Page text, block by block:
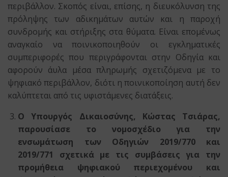
περιβάλλον. Σκοπός είναι, επίσης, η διευκόλυνση της
πρόληψης των αδικηµάτων αυτών και η παροχή
συνδρομής και στήριξης στα θύματα. Είναι επομένως
αναγκαίο να ποινικοποιηθούν οι εγκληματικές
συμπεριφορές που περιγράφονται στην Οδηγία και
αφορούν άυλα μέσα πληρωμής σχετιζόμενα με το
ψηφιακό περιβάλλον, διότι η ποινικοποίηση αυτή δεν
καλύπτεται από τις υφιστάμενες διατάξεις.
Ο Υπουργός Δικαιοσύνης, Κώστας Τσιάρας,
παρουσίασε το νομοσχέδιο για την
ενσωμάτωση των Οδηγιών 2019/770 και
2019/771 σχετικά με τις συμβάσεις για την
προμήθεια ψηφιακού περιεχομένου και